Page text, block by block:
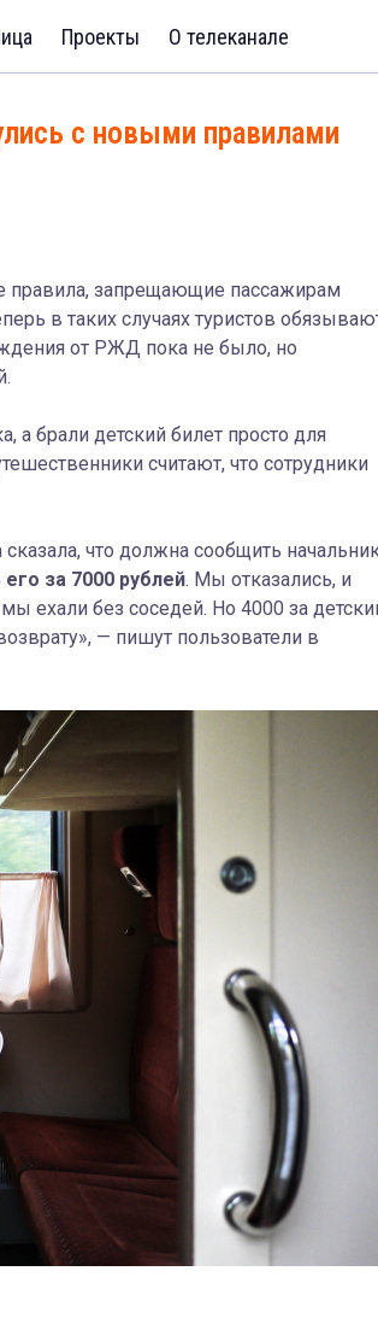
Проекты О телеканале
с новыми правилами
правила, запрещающие пассажирам
в таких случаях туристов
от РЖД пока не было, но
а брали детский билет просто для
считают, что сотрудники
что должна сообщить
за 7000 рублей. Мы отказались, и
ехали без соседей. Но 4000 за
— пишут пользователи в